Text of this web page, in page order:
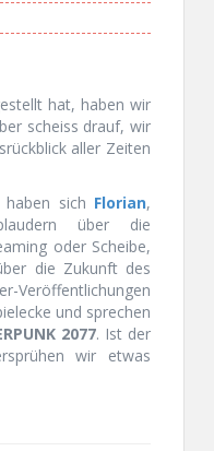
hat, haben wir
scheiss drauf, wir
aller Zeiten
sich Florian,
über die
oder Scheibe,
die Zukunft des
und sprechen
2077. Ist der
wir etwas